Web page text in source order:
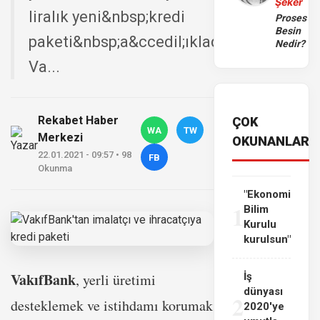
liralık yeni&nbsp;kredi
paketi&nbsp;a&ccedil;ıkladı.
Va...
Rekabet Haber
Merkezi
22.01.2021 - 09:57 • 98
Okunma
WA TW
FB
VakıfBank, yerli üretimi
desteklemek ve istihdamı korumak
Proses
Besin
Nedir?
ÇOK
OKUNANLAR
"Ekonomi
Bilim
Kurulu
kurulsun"
İş
dünyası
2020'ye